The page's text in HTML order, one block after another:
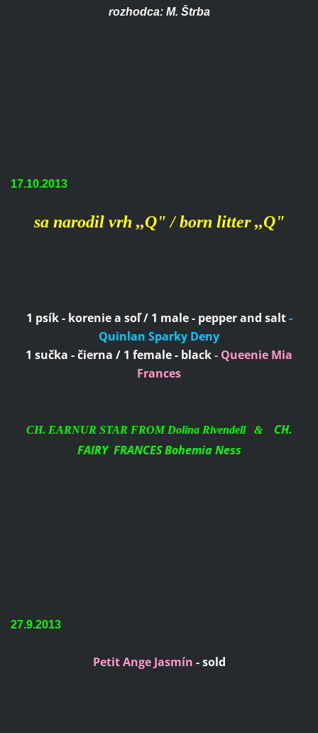
rozhodca: M. Štrba
17.10.2013
sa narodil vrh ,,Q" / born litter ,,Q"
1 psík - korenie a soľ / 1 male - pepper and salt-
Quinlan Sparky Deny
1 sučka - čierna / 1 female - black- Queenie Mia
Frances
CH. EARNUR STAR FROM Dolina Rivendell & CH.
FAIRY FRANCES Bohemia Ness
27.9.2013
Petit Ange Jasmín - sold